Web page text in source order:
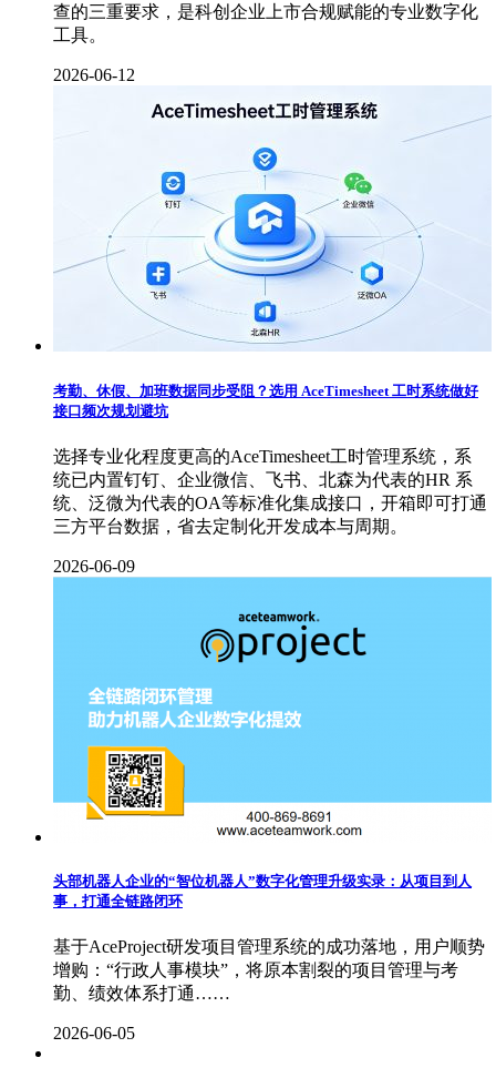
查的三重要求，是科创企业上市合规赋能的专业数字化
工具。
2026-06-12
考勤、休假、加班数据同步受阻？选用 AceTimesheet 工时系统做好
接口频次规划避坑
选择专业化程度更高的AceTimesheet工时管理系统，系
统已内置钉钉、企业微信、飞书、北森为代表的HR 系
统、泛微为代表的OA等标准化集成接口，开箱即可打通
三方平台数据，省去定制化开发成本与周期。
2026-06-09
头部机器人企业的“智位机器人”数字化管理升级实录：从项目到人
事，打通全链路闭环
基于AceProject研发项目管理系统的成功落地，用户顺势
增购：“行政人事模块”，将原本割裂的项目管理与考
勤、绩效体系打通……
2026-06-05